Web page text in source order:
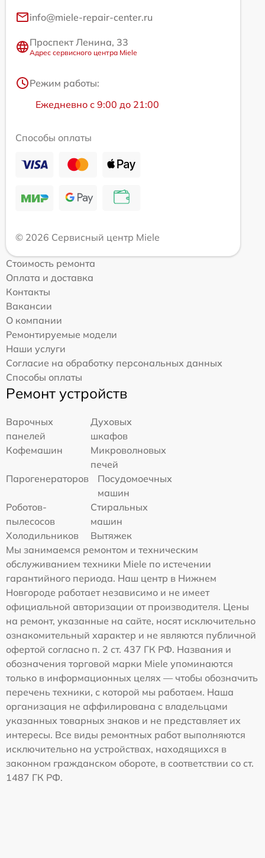
info@miele-repair-center.ru
Проспект Ленина, 33
Адрес сервисного центра Miele
Режим работы:
Ежедневно с 9:00 до 21:00
Способы оплаты
© 2026 Сервисный центр Miele
Стоимость ремонта
Оплата и доставка
Контакты
Вакансии
О компании
Ремонтируемые модели
Наши услуги
Согласие на обработку персональных данных
Способы оплаты
Ремонт устройств
Варочных
панелей
Духовых
шкафов
Кофемашин
Микроволновых
печей
Парогенераторов
Посудомоечных
машин
Роботов-
пылесосов
Стиральных
машин
Холодильников
Вытяжек
Мы занимаемся ремонтом и техническим
обслуживанием техники Miele по истечении
гарантийного периода. Наш центр в Нижнем
Новгороде работает независимо и не имеет
официальной авторизации от производителя. Цены
на ремонт, указанные на сайте, носят исключительно
ознакомительный характер и не являются публичной
офертой согласно п. 2 ст. 437 ГК РФ. Названия и
обозначения торговой марки Miele упоминаются
только в информационных целях — чтобы обозначить
перечень техники, с которой мы работаем. Наша
организация не аффилирована с владельцами
указанных товарных знаков и не представляет их
интересы. Все виды ремонтных работ выполняются
исключительно на устройствах, находящихся в
законном гражданском обороте, в соответствии со ст.
1487 ГК РФ.